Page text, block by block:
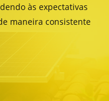
às expectativas
maneira consistente